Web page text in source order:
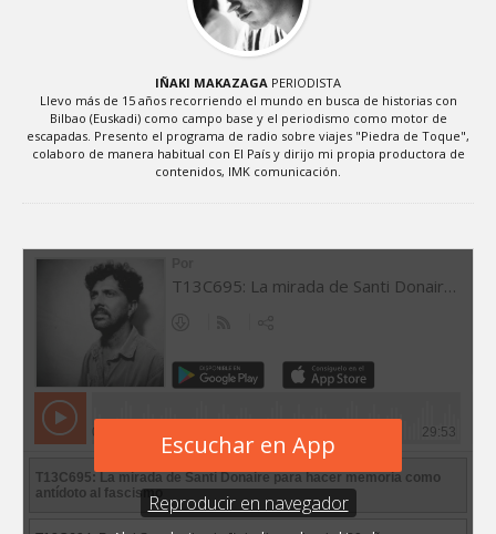
IÑAKI MAKAZAGA PERIODISTA
Llevo más de 15 años recorriendo el mundo en busca de historias con
Bilbao (Euskadi) como campo base y el periodismo como motor de
escapadas. Presento el programa de radio sobre viajes "Piedra de Toque",
colaboro de manera habitual con El País y dirijo mi propia productora de
contenidos, IMK comunicación.